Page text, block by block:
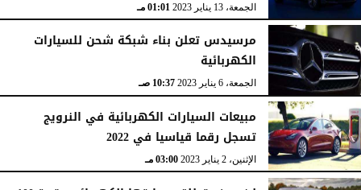
الجمعة، 13 يناير 2023 01:01 مـ
مرسيدس تعلن بناء شبكة شحن للسيارات
الكهربائية
الجمعة، 6 يناير 2023 10:37 صـ
مبيعات السيارات الكهربائية في النرويج
تسجل رقما قياسيا في 2022
الإثنين، 2 يناير 2023 03:00 مـ